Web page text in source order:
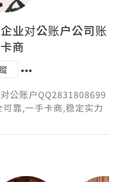
业对公账户公司账
商
公账户QQ2831808699
靠,一手卡商,稳定实力